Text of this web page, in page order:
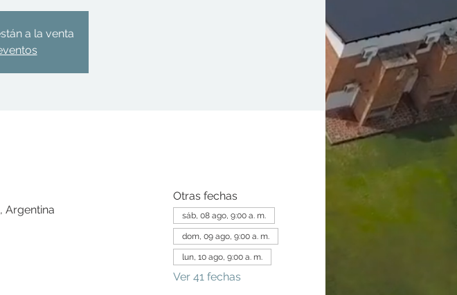
a la venta
Argentina
Otras fechas
sáb, 08 ago, 9:00 a. m.
dom, 09 ago, 9:00 a. m.
lun, 10 ago, 9:00 a. m.
Ver 41 fechas